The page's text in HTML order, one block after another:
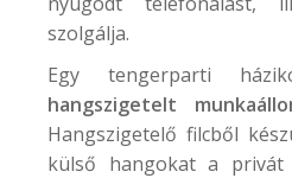
szolgálja.
Egy tengerparti
hangszigetelt
Hangszigetelő filcből
külső hangokat a privát